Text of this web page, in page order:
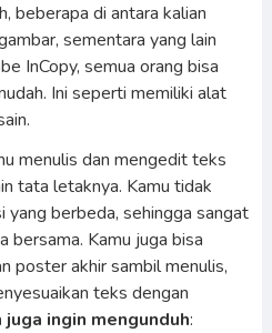
beberapa di antara kalian
sementara yang lain
InCopy, semua orang bisa
Ini seperti memiliki alat
menulis dan mengedit teks
tata letaknya. Kamu tidak
yang berbeda, sehingga sangat
Kamu juga bisa
poster akhir sambil menulis,
teks dengan
ingin mengunduh: